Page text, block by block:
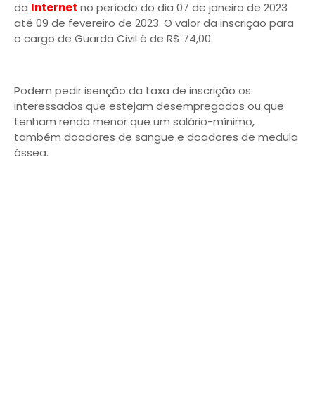
da Internet no período do dia 07 de janeiro de 2023
até 09 de fevereiro de 2023. O valor da inscrição para
o cargo de Guarda Civil é de R$ 74,00.
Podem pedir isenção da taxa de inscrição os
interessados que estejam desempregados ou que
tenham renda menor que um salário-mínimo,
também doadores de sangue e doadores de medula
óssea.